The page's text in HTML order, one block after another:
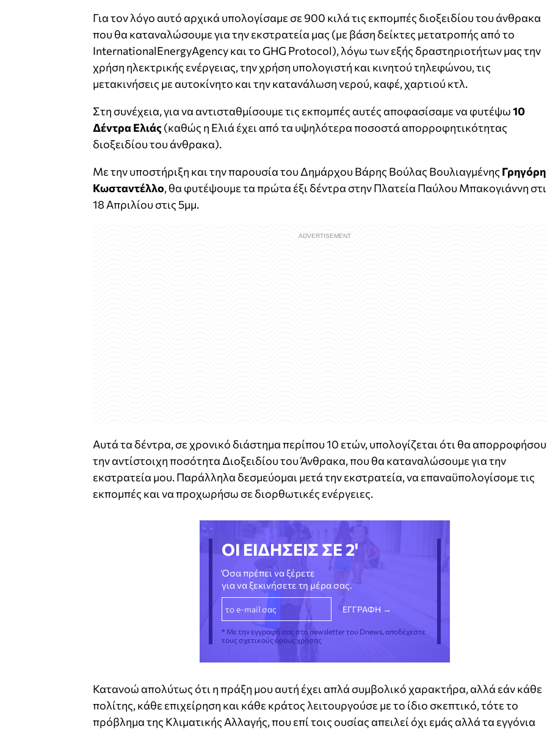
Για τον λόγο αυτό αρχικά υπολογίσαμε σε 900 κιλά τις εκπομπές διοξειδίου του άνθρακα
που θα καταναλώσουμε για την εκστρατεία μας (με βάση δείκτες μετατροπής από το
ΙnternationalEnergyAgency και το GHG Protocol), λόγω των εξής δραστηριοτήτων μας την
χρήση ηλεκτρικής ενέργειας, την χρήση υπολογιστή και κινητού τηλεφώνου, τις
μετακινήσεις με αυτοκίνητο και την κατανάλωση νερού, καφέ, χαρτιού κτλ.
Στη συνέχεια, για να αντισταθμίσουμε τις εκπομπές αυτές αποφασίσαμε να φυτέψω10
Δέντρα Ελιάς (καθώς η Ελιά έχει από τα υψηλότερα ποσοστά απορροφητικότητας
διοξειδίου του άνθρακα).
Με την υποστήριξη και την παρουσία του Δημάρχου Βάρης Βούλας Βουλιαγμένης Γρηγόρη
Κωσταντέλλο, θα φυτέψουμε τα πρώτα έξι δέντρα στην Πλατεία Παύλου Μπακογιάννη
18 Απριλίου στις 5μμ.
Αυτά τα δέντρα, σε χρονικό διάστημα περίπου 10 ετών, υπολογίζεται ότι θα
την αντίστοιχη ποσότητα Διοξειδίου του Άνθρακα, που θα καταναλώσουμε για την
εκστρατεία μου. Παράλληλα δεσμεύομαι μετά την εκστρατεία, να επαναϋπολογίσομε τις
εκπομπές και να προχωρήσω σε διορθωτικές ενέργειες.
ΟΙ ΕΙΔΗΣΕΙΣ ΣΕ 2'
Όσα πρέπει να ξέρετε
για να ξεκινήσετε τη μέρα σας.
* Με την εγγραφή σας στο newsletter του Dnews, αποδέχεστε
τους σχετικούς όρους χρήσης
Κατανοώ απολύτως ότι η πράξη μου αυτή έχει απλά συμβολικό χαρακτήρα, αλλά εάν κάθε
πολίτης, κάθε επιχείρηση και κάθε κράτος λειτουργούσε με το ίδιο σκεπτικό, τότε το
πρόβλημα της Κλιματικής Αλλαγής, που επί τοις ουσίας απειλεί όχι εμάς αλλά τα εγγόνια